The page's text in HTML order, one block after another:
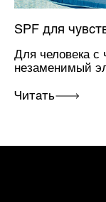
SPF для
Для человека с
незаменимый
Читать